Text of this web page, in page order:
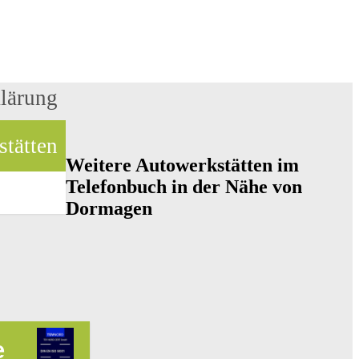
Weitere Autowerkstätten im
Telefonbuch in der Nähe von
Dormagen